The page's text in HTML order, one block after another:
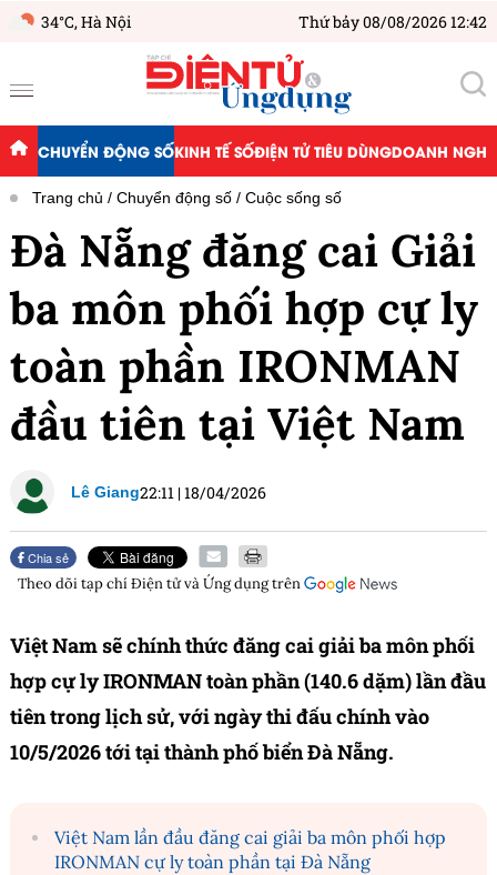
34°C,Hà Nội Thứ bảy 08/08/2026 12:42
CHUYỂN ĐỘNG SỐKINH TẾ SỐĐIỆN TỬ TIÊU DÙNGDOANH
Trang chủ Chuyển động số Cuộc sống số
Đà Nẵng đăng cai Giải
ba môn phối hợp cự ly
toàn phần IRONMAN
đầu tiên tại Việt Nam
Lê Giang22:11 |18/04/2026
Chia sẻ
Theo dõi tạp chíĐiện tử và Ứng dụngtrên
Việt Nam sẽ chính thức đăng cai giải ba môn phối
hợp cự ly IRONMAN toàn phần (140.6 dặm) lần đầu
tiên trong lịch sử, với ngày thi đấu chính vào
10/5/2026 tới tại thành phố biển Đà Nẵng.
Việt Nam lần đầu đăng cai giải ba môn phối hợp
IRONMAN cự ly toàn phần tại Đà Nẵng